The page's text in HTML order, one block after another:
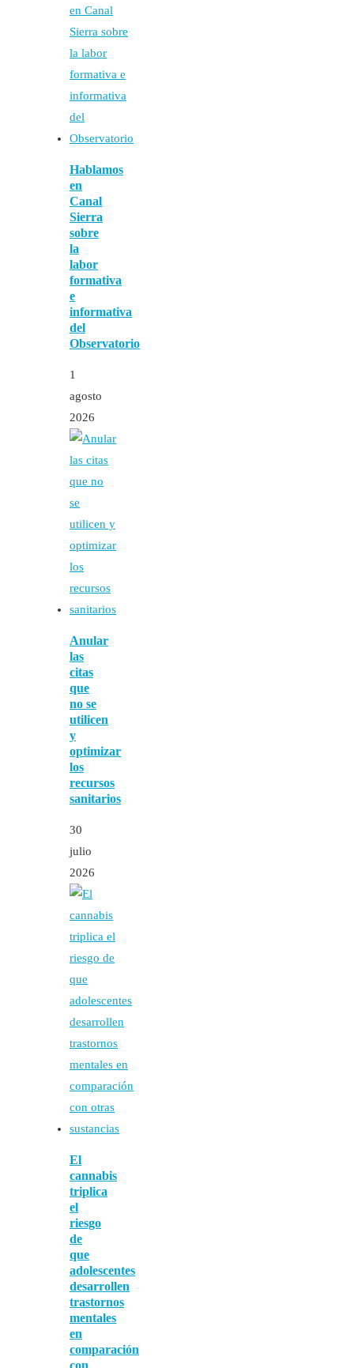
Hablamos
en
Canal
Sierra
sobre
la
labor
formativa
e
informativa
del
Observatorio
1
agosto
2026
Anular
las
citas
que
no se
utilicen
y
optimizar
los
recursos
sanitarios
30
julio
2026
El
cannabis
triplica
el
riesgo
de
que
adolescentes
desarrollen
trastornos
mentales
en
comparación
con